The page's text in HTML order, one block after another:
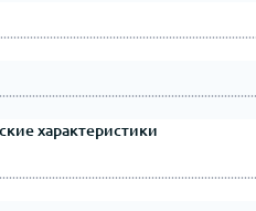
характеристики